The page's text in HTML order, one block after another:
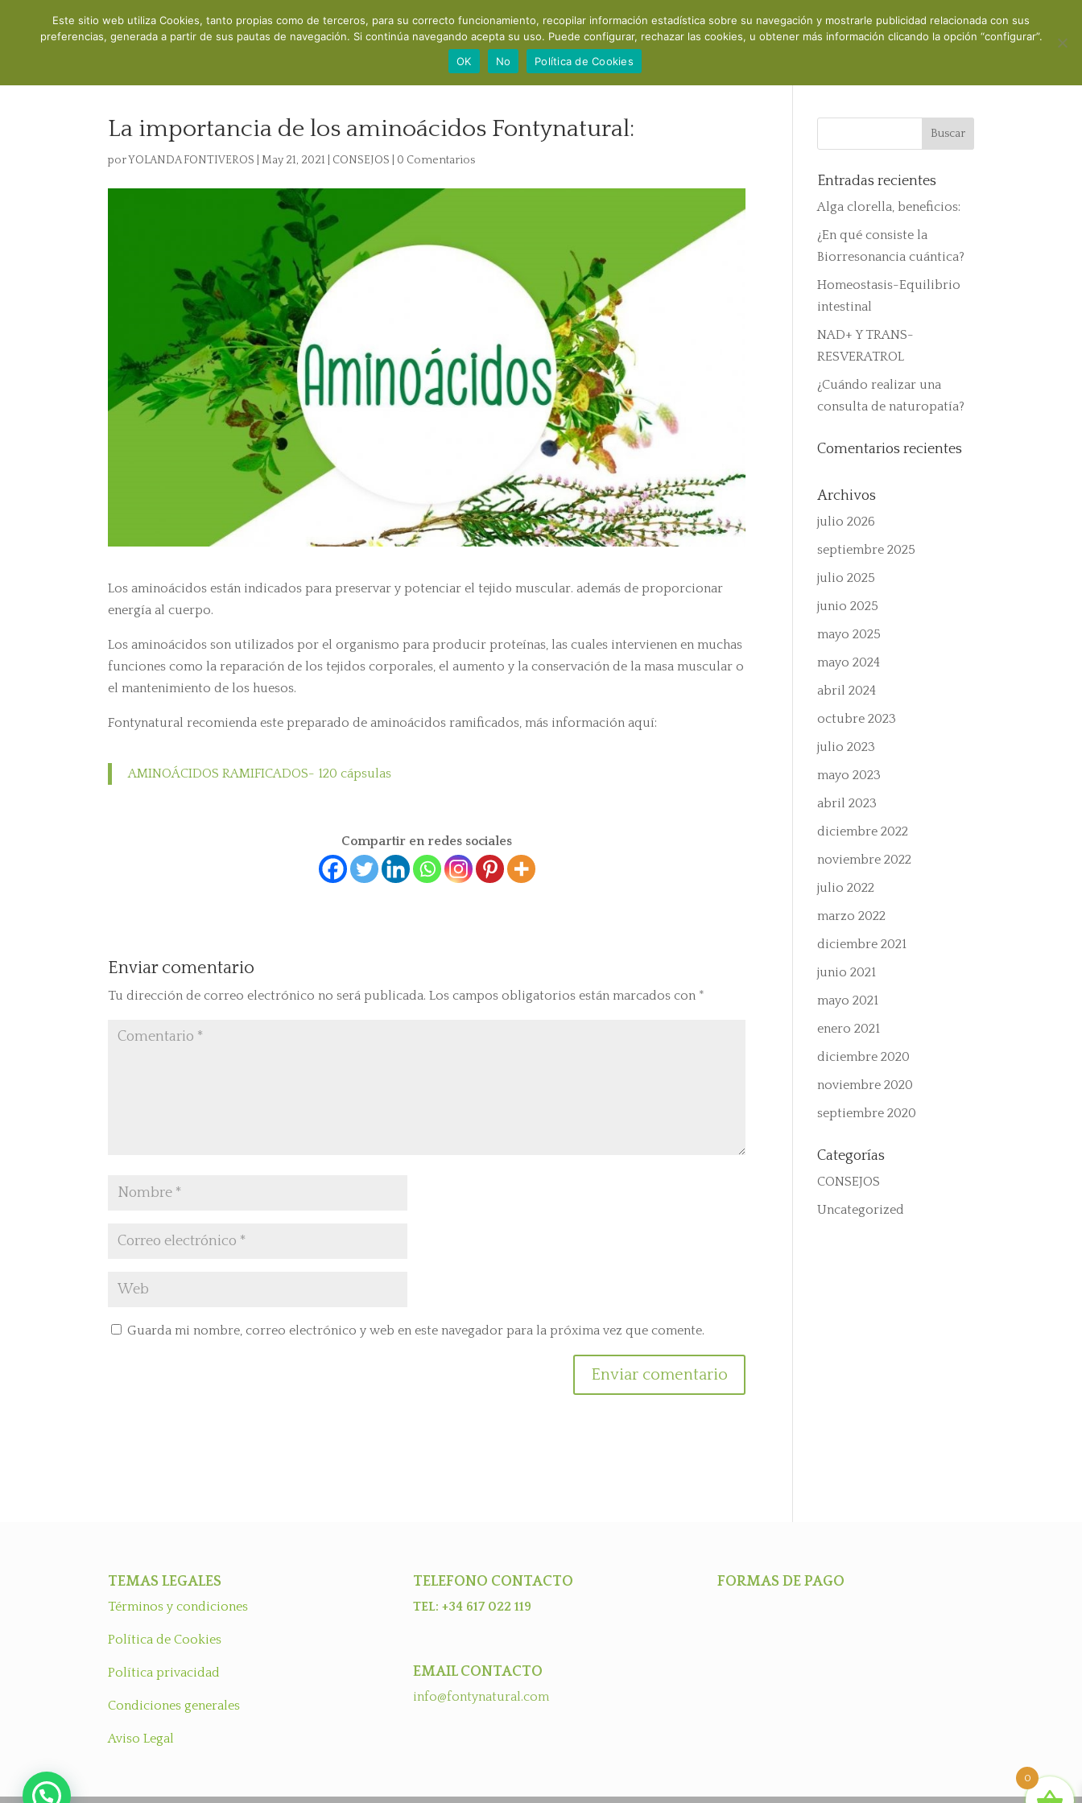
Inicio Acerca de mí Consultas y cursos Productos Recomendaciones Contacto Mi cuenta
La importancia de los aminoácidos Fontynatural:
porYOLANDA FONTIVEROS |May 21, 2021 CONSEJOS 0 Comentarios
Los aminoácidos están indicados para preservar y potenciar el tejido muscular. además de proporcionar
energía al cuerpo.
Los aminoácidos son utilizados por el organismo para producir proteínas, las cuales intervienen en muchas
funciones como la reparación de los tejidos corporales, el aumento y la conservación de la masa muscular o
el mantenimiento de los huesos.
Fontynatural recomienda este preparado de aminoácidos ramificados, más información aquí:
AMINOÁCIDOS RAMIFICADOS- 120 cápsulas
Compartir en redes sociales
Enviar comentario
Tu dirección de correo electrónico no será publicada. Los campos obligatorios están marcados con *
Guarda mi nombre, correo electrónico y web en este navegador para la próxima vez que comente.
Entradas recientes
Alga clorella, beneficios:
¿En qué consiste la
Biorresonancia cuántica?
Homeostasis-Equilibrio
intestinal
NAD+ Y TRANS-
RESVERATROL
¿Cuándo realizar una
consulta de naturopatía?
Comentarios recientes
Archivos
julio 2026
septiembre 2025
julio 2025
junio 2025
mayo 2025
mayo 2024
abril 2024
octubre 2023
julio 2023
mayo 2023
abril 2023
diciembre 2022
noviembre 2022
julio 2022
marzo 2022
diciembre 2021
junio 2021
mayo 2021
enero 2021
diciembre 2020
noviembre 2020
septiembre 2020
Categorías
CONSEJOS
Uncategorized
TEMAS LEGALES
Términos y condiciones
Política de Cookies
Política privacidad
Condiciones generales
Aviso Legal
TELEFONO CONTACTO
TEL: +34 617 022 119
EMAIL CONTACTO
info@fontynatural.com
FORMAS DE PAGO
0
Este sitio web utiliza Cookies, tanto propias como de terceros, para su correcto funcionamiento, recopilar información estadística sobre su navegación y mostrarle publicidad relacionada con sus
preferencias, generada a partir de sus pautas de navegación. Si continúa navegando acepta su uso. Puede configurar, rechazar las cookies, u obtener más información clicando la opción “configurar”.
OK
No Política de Cookies